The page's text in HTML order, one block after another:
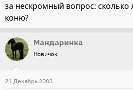
за нескромный вопрос: cколько
коню?
Мандаринка
Новичок
21 Декабрь 2003